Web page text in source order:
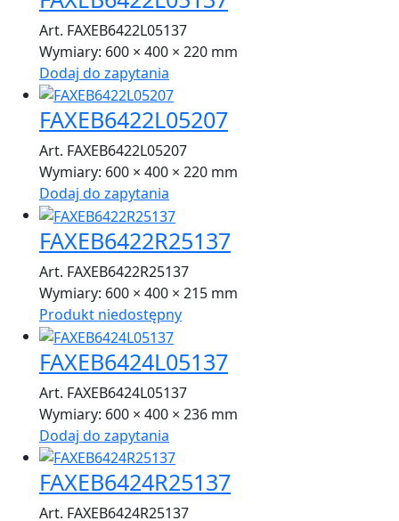
Art. FAXEB6422L05137
Wymiary: 600 × 400 × 220 mm
Dodaj do zapytania
FAXEB6422L05207
Art. FAXEB6422L05207
Wymiary: 600 × 400 × 220 mm
Dodaj do zapytania
FAXEB6422R25137
Art. FAXEB6422R25137
Wymiary: 600 × 400 × 215 mm
Produkt niedostępny
FAXEB6424L05137
Art. FAXEB6424L05137
Wymiary: 600 × 400 × 236 mm
Dodaj do zapytania
FAXEB6424R25137
Art. FAXEB6424R25137